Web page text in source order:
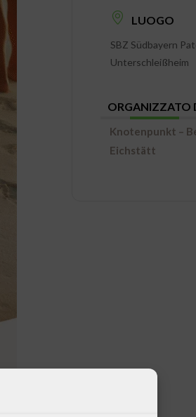
LUOGO
SBZ Südbayern
Unterschleißheim
ORGANIZZATO
Knotenpunkt –
Eichstätt